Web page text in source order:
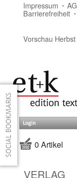
Impressum
Barrierefreiheit
Vorschau
Login
0 Artikel
VERLAG